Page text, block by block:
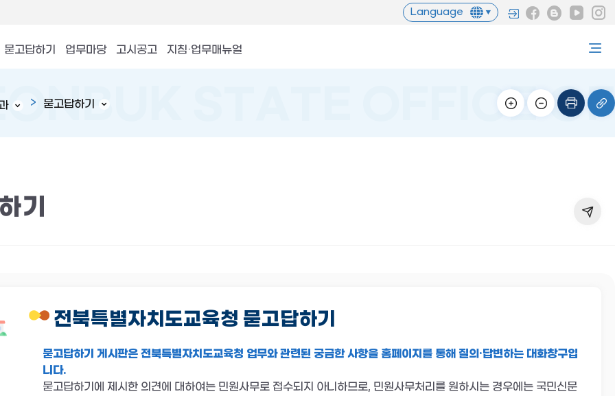
Language
묻고답하기 업무마당 고시공고 지침·업무매뉴얼
묻고답하기
기
전북특별자치도교육청 묻고답하기
묻고답하기 게시판은 전북특별자치도교육청 업무와 관련된 궁금한 사항을 홈페이지를 통해 질의·답변하는 대화창구입
니다.
묻고답하기에 제시한 의견에 대하여는 민원사무로 접수되지 아니하므로, 민원사무처리를 원하시는 경우에는 국민신문